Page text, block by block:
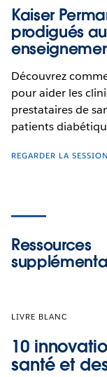
Kaiser
prodigués
Découvrez
pour aider les
prestataires de
patients
REGARDER LA SESSION
Ressources
LIVRE BLANC
10
santé et